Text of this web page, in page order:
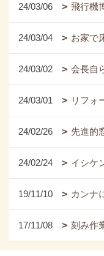
24/03/06 飛行機
24/03/04 お家で
24/03/02 会長自
24/03/01 リフォ
24/02/26 先進的
24/02/24 イシケ
19/11/10 カンナ
17/11/08 刻み作